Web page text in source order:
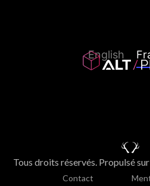
Tous droits réservés. Propulsé
Contact
English